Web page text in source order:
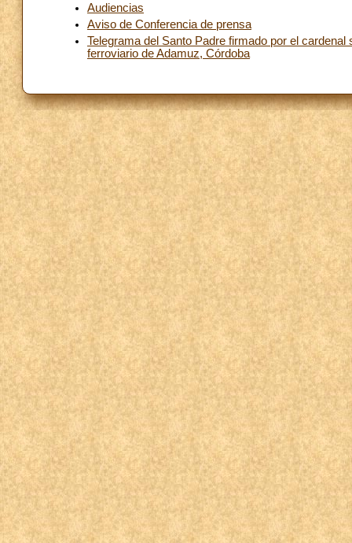
Audiencias
Aviso de Conferencia de prensa
Telegrama del Santo Padre firmado por el
ferroviario de Adamuz, Córdoba